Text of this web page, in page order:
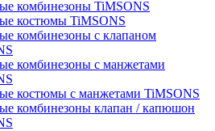
комбинезоны TiMSONS
костюмы TiMSONS
комбинезоны с клапаном
комбинезоны с манжетами
костюмы с манжетами TiMSONS
комбинезоны клапан / капюшон